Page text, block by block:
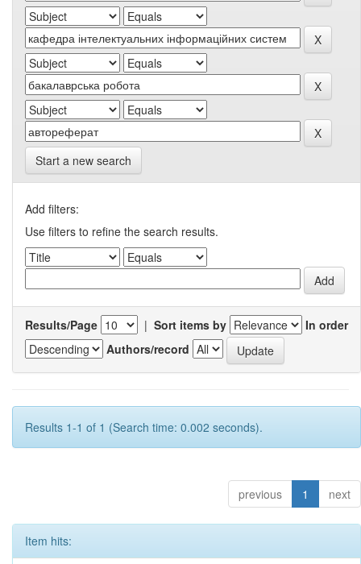
Start a new search
Add filters:
Use filters to refine the search results.
Results/Page | Sort items by
In order
Authors/record
Results 1-1 of 1 (Search time: 0.002 seconds).
previous 1 next
Item hits: